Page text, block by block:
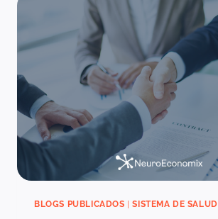
QUÉ
COLOMBIA
NO
PUEDE
DECIDIR
SOLO
CON
DATOS
IMPORTADOS
BLOGS PUBLICADOS |SISTEMA DE SALUD